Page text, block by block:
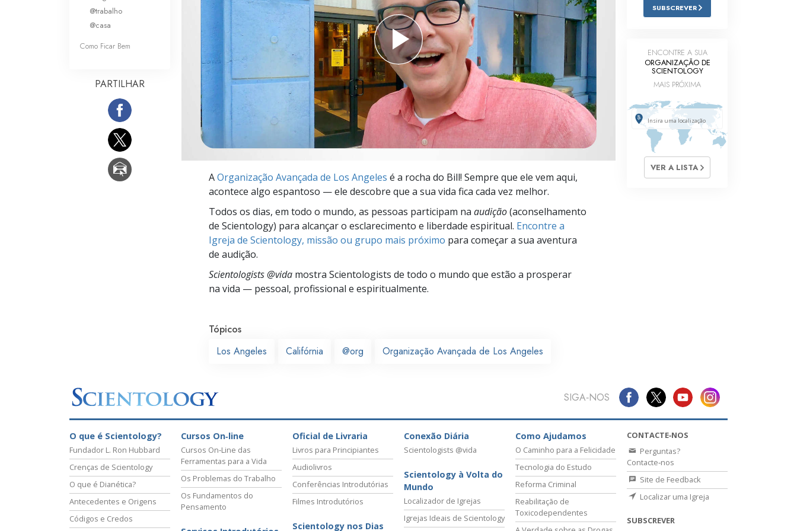
O que é a Grandeza?
Respostas às Drogas
Ferramentas para o Local do Trabalho
Ética e as Condições
A Causa da Supressão
Investigações
Bases da Organização
Fundamentos das Relações Públicas
AOrganização Avançada de Los Angeles é a rocha do Bill! Sempre que ele vem aqui,
acontece algo espantoso — ele descobre que a sua vida fica cada vez melhor.
Todos os dias, em todo o mundo, as pessoas participam na audição(aconselhamento
de Scientology) para alcançar o esclarecimento e liberdade espiritual. Encontre a
Igreja de Scientology, missão ou grupo mais próximo para começar a sua aventura
de audição.
Scientologists @vida mostra Scientologists de todo o mundo que estão a prosperar
na vida — pessoal, profissional e espiritualmente.
Tópicos
Los Angeles
Califórnia @org Organização Avançada de Los Angeles
@trabalho
@casa
Como Ficar Bem
PARTILHAR
SUBSCREVER
ENCONTRE A SUA
ORGANIZAÇÃO DE
SCIENTOLOGY
MAIS PRÓXIMA
VER A LISTA
SIGA‑NOS
O que é Scientology?
Fundador L. Ron Hubbard
Crenças de Scientology
O que é Dianética?
Antecedentes e Origens
Códigos e Credos
Cursos On‑line
Cursos On‑Line das
Ferramentas para a Vida
Os Problemas do Trabalho
Os Fundamentos do
Pensamento
Oficial de Livraria
Livros para Principiantes
Audiolivros
Conferências Introdutórias
Filmes Introdutórios
Scientology nos Dias
Conexão Diária
Scientologists @vida
Scientology à Volta do
Mundo
Localizador de Igrejas
Igrejas Ideais de Scientology
Como Ajudamos
O Caminho para a Felicidade
Tecnologia do Estudo
Reforma Criminal
Reabilitação de
Toxicodependentes
CONTACTE‑NOS
Perguntas?
Contacte‑nos
Site de Feedback
Localizar uma Igreja
SUBSCREVER